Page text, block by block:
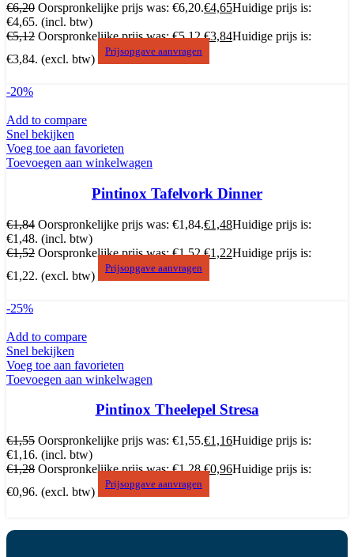
€6,20 Oorspronkelijke prijs was: €6,20.€4,65Huidige prijs is:
€4,65. (incl. btw)
€5,12 Oorspronkelijke prijs was: €5,12.€3,84Huidige prijs is:
€3,84. (excl. btw)
Prijsopgave aanvragen
-20%
Add to compare
Snel bekijken
Voeg toe aan favorieten
Toevoegen aan winkelwagen
Pintinox Tafelvork Dinner
€1,84 Oorspronkelijke prijs was: €1,84.€1,48Huidige prijs is:
€1,48. (incl. btw)
€1,52 Oorspronkelijke prijs was: €1,52.€1,22Huidige prijs is:
€1,22. (excl. btw)
Prijsopgave aanvragen
-25%
Add to compare
Snel bekijken
Voeg toe aan favorieten
Toevoegen aan winkelwagen
Pintinox Theelepel Stresa
€1,55 Oorspronkelijke prijs was: €1,55.€1,16Huidige prijs is:
€1,16. (incl. btw)
€1,28 Oorspronkelijke prijs was: €1,28.€0,96Huidige prijs is:
€0,96. (excl. btw)
Prijsopgave aanvragen